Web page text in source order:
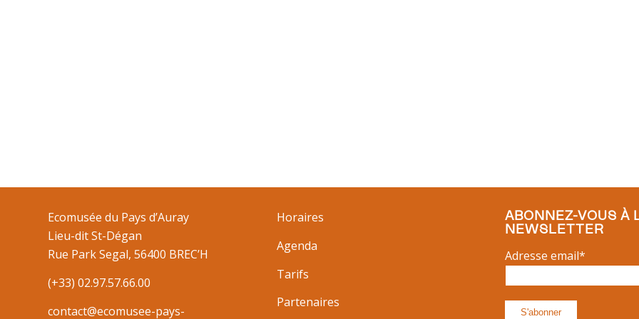
Ecomusée du Pays d’Auray
Lieu-dit St-Dégan
Rue Park Segal, 56400 BREC’H
(+33) 02.97.57.66.00
contact@ecomusee-pays-
Horaires
Agenda
Tarifs
Partenaires
ABONNEZ-VOUS À
NEWSLETTER
Adresse email*